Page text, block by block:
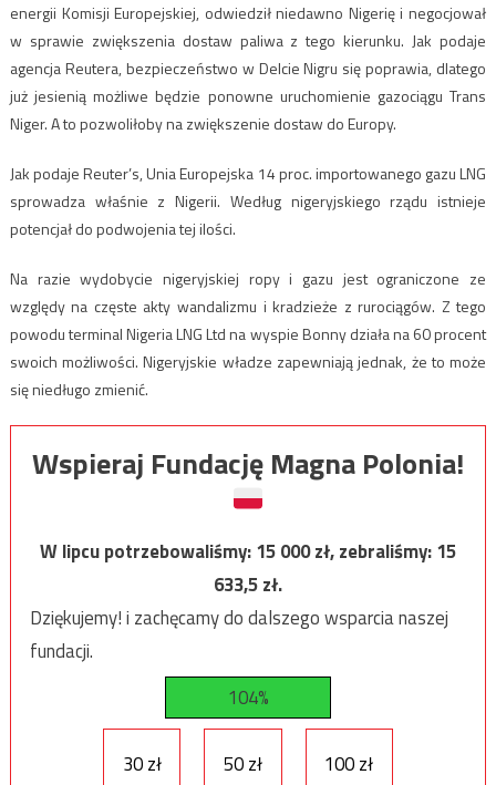
energii Komisji Europejskiej, odwiedził niedawno Nigerię i negocjował
w sprawie zwiększenia dostaw paliwa z tego kierunku. Jak podaje
agencja Reutera, bezpieczeństwo w Delcie Nigru się poprawia, dlatego
już jesienią możliwe będzie ponowne uruchomienie gazociągu Trans
Niger. A to pozwoliłoby na zwiększenie dostaw do Europy.
Jak podaje Reuter’s, Unia Europejska 14 proc. importowanego gazu LNG
sprowadza właśnie z Nigerii. Według nigeryjskiego rządu istnieje
potencjał do podwojenia tej ilości.
Na razie wydobycie nigeryjskiej ropy i gazu jest ograniczone ze
względy na częste akty wandalizmu i kradzieże z rurociągów. Z tego
powodu terminal Nigeria LNG Ltd na wyspie Bonny działa na 60 procent
swoich możliwości. Nigeryjskie władze zapewniają jednak, że to może
się niedługo zmienić.
Wspieraj Fundację Magna Polonia!
W lipcu potrzebowaliśmy:15 000zł, zebraliśmy:15
633,5zł.
Dziękujemy! i zachęcamy do dalszego wsparcia naszej
fundacji.
104%
30 zł 50 zł 100 zł